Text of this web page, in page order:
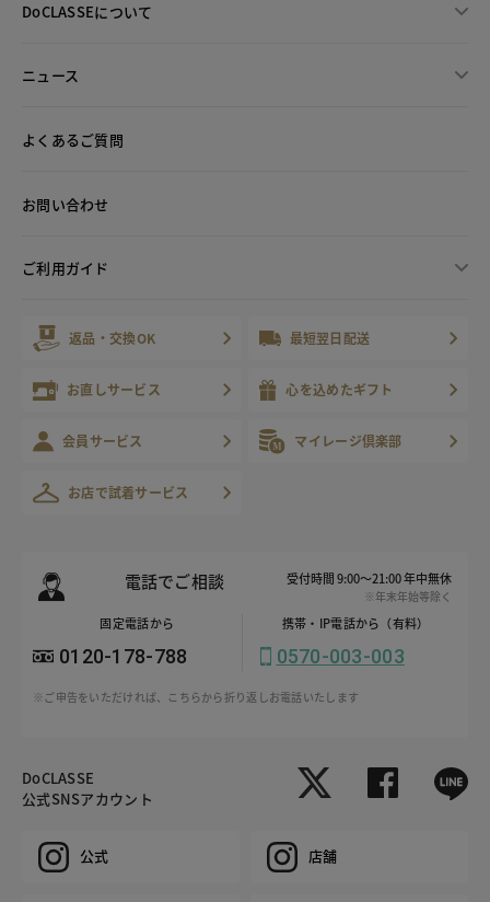
DoCLASSEについて
ニュース
よくあるご質問
お問い合わせ
ご利用ガイド
返品・交換OK 最短翌日配送
お直しサービス 心を込めたギフト
会員サービス マイレージ倶楽部
お店で試着サービス
電話でご相談 受付時間 9:00～21:00 年中無休
※年末年始等除く
固定電話から
0120-178-788
携帯・IP電話から（有料）
0570-003-003
※ご申告をいただければ、こちらから折り返しお電話いたします
DoCLASSE
公式SNSアカウント
公式 店舗